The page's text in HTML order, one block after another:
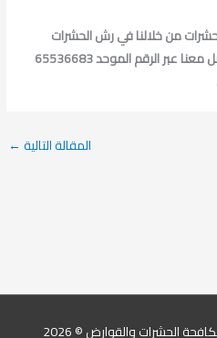
من خلالنا في رش الحشرات
الصليبية في الكويت من خلال التواصل معنا عبر الرقم الموحد 65536683
المقالة التالية←
الحشرات والقوارض © 2026